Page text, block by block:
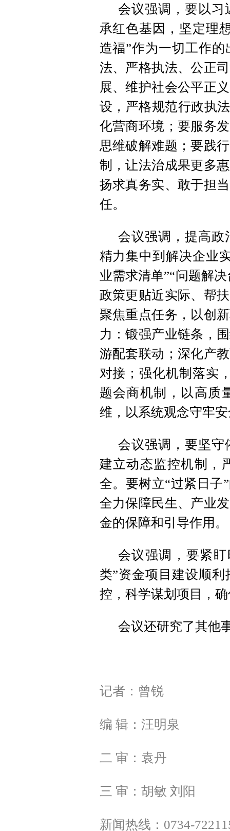
会议强调，要以习
承红色基因，坚定理
造福”作为一切工作
法、严格执法、公正
展、维护社会公平正
设，严格规范行政执
化营商环境；要服务
思维破解难题；要践
制，让法治成果更多
扬求真务实、敢于担
任。
会议强调，提高政
精力集中到解决企业
业需求清单”“问题解
政策更贴近实际、帮
聚焦重点任务，以创
力：锻强产业链条，
游配套联动；深化产
对接；强化机制落实
题会商机制，以高质
维，以系统观念守牢
会议强调，要坚守
建立动态监控机制，
全。要树立“过紧日子
全力保障民生、产业
金的保障和引导作用。
会议强调，要紧
类”资金项目建设顺
控，科学谋划项目，
会议还研究了其他
记者：曾锐
编 辑：汪明泉
二 审：袁丹
三 审：胡敏 刘阳
新闻热线：0734-